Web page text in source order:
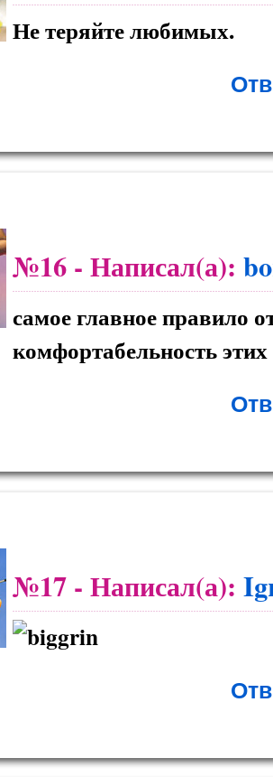
Не теряйте любимых.
№16 - Написал(а):
самое главное правило
комфортабельность
№17 - Написал(а):